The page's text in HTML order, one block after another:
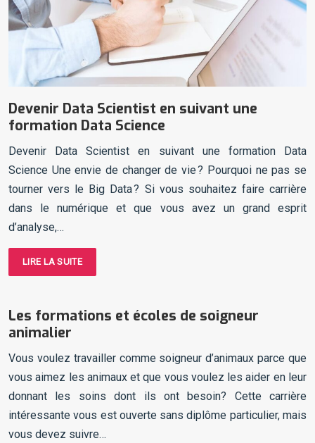
Devenir Data Scientist en suivant une
formation Data Science
Devenir Data Scientist en suivant une formation Data
Science Une envie de changer de vie ? Pourquoi ne pas se
tourner vers le Big Data ? Si vous souhaitez faire carrière
dans le numérique et que vous avez un grand esprit
d’analyse,…
LIRE LA SUITE
Les formations et écoles de soigneur
animalier
Vous voulez travailler comme soigneur d’animaux parce que
vous aimez les animaux et que vous voulez les aider en leur
donnant les soins dont ils ont besoin? Cette carrière
intéressante vous est ouverte sans diplôme particulier, mais
vous devez suivre…